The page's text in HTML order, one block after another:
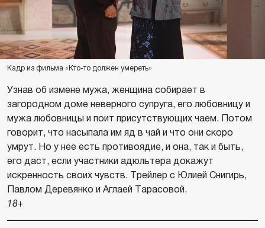
Кадр из фильма «Кто-то должен умереть»
Узнав об измене мужа, женщина собирает в
загородном доме неверного супруга, его любовницу и
мужа любовницы и поит присутствующих чаем. Потом
говорит, что насыпала им яд в чай и что они скоро
умрут. Но у нее есть противоядие, и она, так и быть,
его даст, если участники адюльтера докажут
искренность своих чувств. Трейлер с Юлией Снигирь,
Павлом Деревянко и Аглаей Тарасовой.
18+